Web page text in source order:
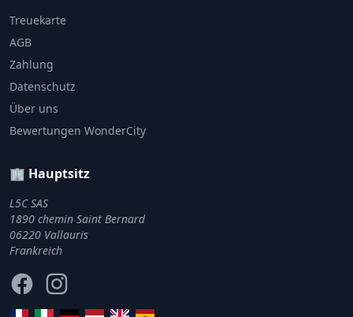
Treuekarte
AGB
Zahlung
Datenschutz
Über uns
Bewertungen WonderCity
🏢 Hauptsitz
L5C SAS
1890 chemin Saint Bernard
06220 Vallauris
Frankreich
FacebookInstagram